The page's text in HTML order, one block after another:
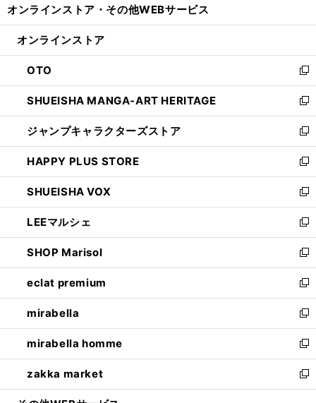
開
ン
ウ
で
開
く
ウ
ン
ド
ウ
で
開
く
オンラインストア・ その他WEBサービス
オンラインストア
OTO
新
し
い
ウ
ィ
ン
ド
ウ
で
開
く
SHUEISHA MANGA-ART HERITAGE
新
し
い
ウ
ィ
ン
ド
ウ
で
開
く
ジャンプキャラクターズストア
新
し
い
ウ
ィ
ン
ド
ウ
で
開
く
HAPPY PLUS STORE
新
し
い
ウ
ィ
ン
ド
ウ
で
開
く
SHUEISHA VOX
新
し
い
ウ
ィ
ン
ド
ウ
で
開
く
LEEマルシェ
新
し
い
ウ
ィ
ン
ド
ウ
で
開
く
SHOP Marisol
新
し
い
ウ
ィ
ン
ド
ウ
で
開
eclat premium
新
し
い
ウ
ィ
ン
ド
ウ
mirabella
新
し
い
ウ
ィ
ン
mirabella homme
新
し
い
ウ
zakka market
新
し